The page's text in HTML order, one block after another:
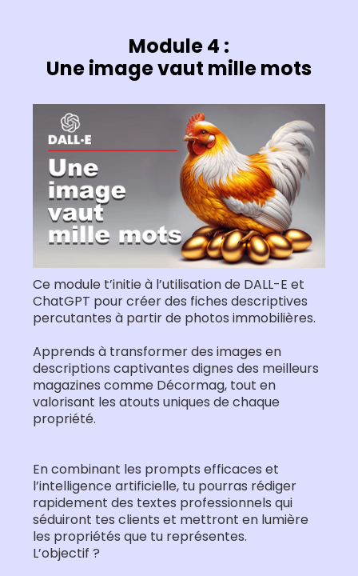
Module 4 :
Une image vaut mille mots
Ce module t’initie à l’utilisation de DALL-E et
ChatGPT pour créer des fiches descriptives
percutantes à partir de photos immobilières.
Apprends à transformer des images en
descriptions captivantes dignes des meilleurs
magazines comme Décormag, tout en
valorisant les atouts uniques de chaque
propriété.
En combinant les prompts efficaces et
l’intelligence artificielle, tu pourras rédiger
rapidement des textes professionnels qui
séduiront tes clients et mettront en lumière
les propriétés que tu représentes.
L’objectif ?